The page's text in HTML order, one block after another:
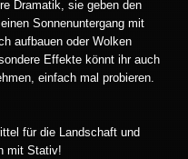
Dramatik, sie geben den
Sonnenuntergang mit
aufbauen oder Wolken
Effekte könnt ihr auch
einfach mal probieren.
für die Landschaft und
mit Stativ!